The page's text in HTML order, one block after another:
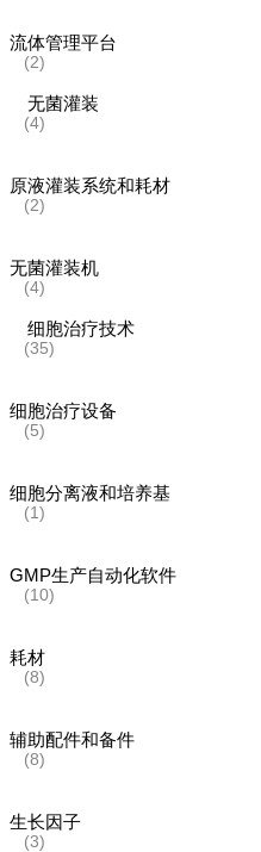
流体管理平台
(2)
无菌灌装
(4)
原液灌装系统和耗材
(2)
无菌灌装机
(4)
细胞治疗技术
(35)
细胞治疗设备
(5)
细胞分离液和培养基
(1)
GMP生产自动化软件
(10)
耗材
(8)
辅助配件和备件
(8)
生长因子
(3)